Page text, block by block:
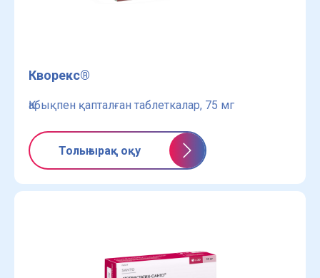
Кворекс®
Қабықпен қапталған таблеткалар, 75 мг
Толығырақ оқу